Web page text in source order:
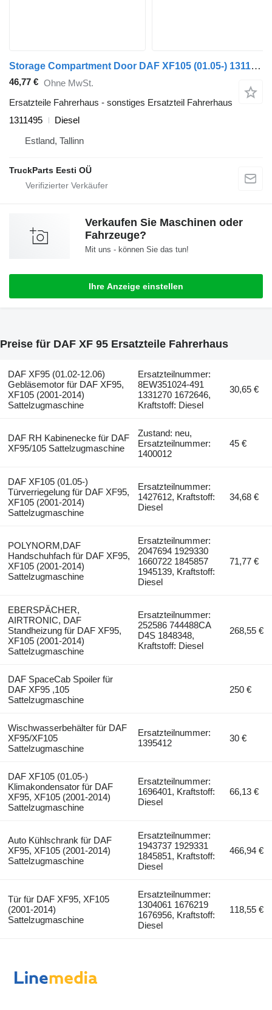
Storage Compartment Door DAF XF105 (01.05-) 1311495 für DAF XF95, XF105 (2001-2014) Sattelzugmaschine
46,77 € Ohne MwSt.
Ersatzteile Fahrerhaus - sonstiges Ersatzteil Fahrerhaus
1311495
Diesel
Estland, Tallinn
TruckParts Eesti OÜ
Verkaufen Sie Maschinen oder
Fahrzeuge?
Mit uns - können Sie das tun!
Ihre Anzeige einstellen
Preise für DAF XF 95 Ersatzteile Fahrerhaus
DAF XF95 (01.02-12.06)
Gebläsemotor für DAF XF95,
XF105 (2001-2014)
Sattelzugmaschine
Ersatzteilnummer:
8EW351024-491
1331270 1672646,
Kraftstoff: Diesel
30,65 €
DAF RH Kabinenecke für DAF
XF95/105 Sattelzugmaschine
Zustand: neu,
Ersatzteilnummer:
1400012
45 €
DAF XF105 (01.05-)
Türverriegelung für DAF XF95,
XF105 (2001-2014)
Sattelzugmaschine
Ersatzteilnummer:
1427612, Kraftstoff:
Diesel
34,68 €
POLYNORM,DAF
Handschuhfach für DAF XF95,
XF105 (2001-2014)
Sattelzugmaschine
Ersatzteilnummer:
2047694 1929330
1660722 1845857
1945139, Kraftstoff:
Diesel
71,77 €
EBERSPÄCHER,
AIRTRONIC, DAF
Standheizung für DAF XF95,
XF105 (2001-2014)
Sattelzugmaschine
Ersatzteilnummer:
252586 744488CA
D4S 1848348,
Kraftstoff: Diesel
268,55 €
DAF SpaceCab Spoiler für
DAF XF95 ,105
Sattelzugmaschine
250 €
Wischwasserbehälter für DAF
XF95/XF105
Sattelzugmaschine
Ersatzteilnummer:
1395412
30 €
DAF XF105 (01.05-)
Klimakondensator für DAF
XF95, XF105 (2001-2014)
Sattelzugmaschine
Ersatzteilnummer:
1696401, Kraftstoff:
Diesel
66,13 €
Auto Kühlschrank für DAF
XF95, XF105 (2001-2014)
Sattelzugmaschine
Ersatzteilnummer:
1943737 1929331
1845851, Kraftstoff:
Diesel
466,94 €
Tür für DAF XF95, XF105
(2001-2014)
Sattelzugmaschine
Ersatzteilnummer:
1304061 1676219
1676956, Kraftstoff:
Diesel
118,55 €